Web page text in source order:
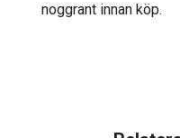
noggrant innan köp.